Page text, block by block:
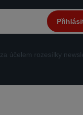
za účelem rozesílky